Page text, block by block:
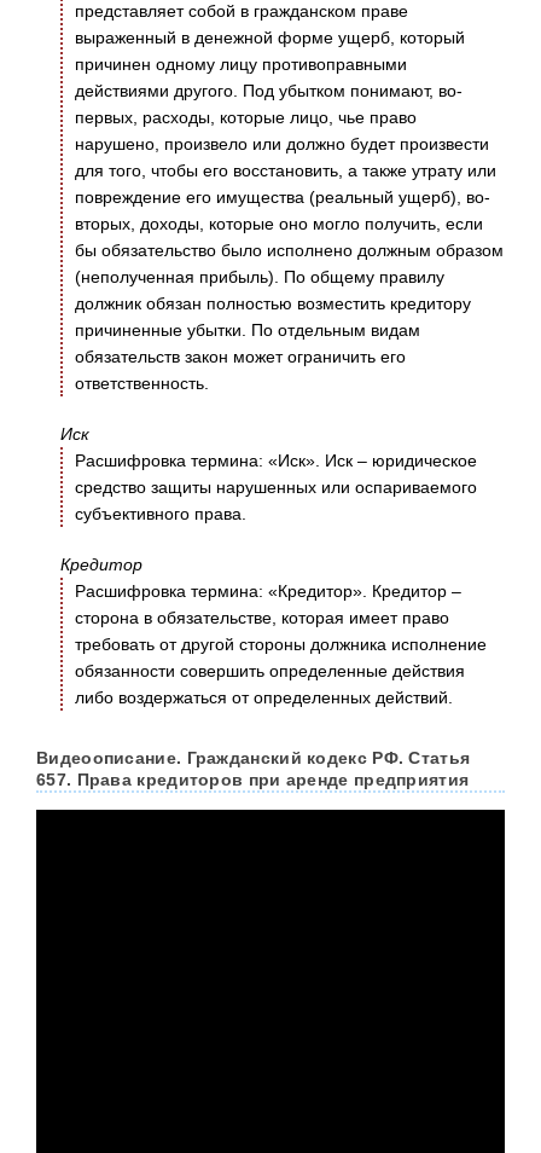
представляет собой в гражданском праве
выраженный в денежной форме ущерб, который
причинен одному лицу противоправными
действиями другого. Под убытком понимают, во-
первых, расходы, которые лицо, чье право
нарушено, произвело или должно будет произвести
для того, чтобы его восстановить, а также утрату или
повреждение его имущества (реальный ущерб), во-
вторых, доходы, которые оно могло получить, если
бы обязательство было исполнено должным образом
(неполученная прибыль). По общему правилу
должник обязан полностью возместить кредитору
причиненные убытки. По отдельным видам
обязательств закон может ограничить его
ответственность.
Иск
Расшифровка термина: «Иск». Иск – юридическое
средство защиты нарушенных или оспариваемого
субъективного права.
Кредитор
Расшифровка термина: «Кредитор». Кредитор –
сторона в обязательстве, которая имеет право
требовать от другой стороны должника исполнение
обязанности совершить определенные действия
либо воздержаться от определенных действий.
Видеоописание. Гражданский кодекс РФ. Статья
657. Права кредиторов при аренде предприятия